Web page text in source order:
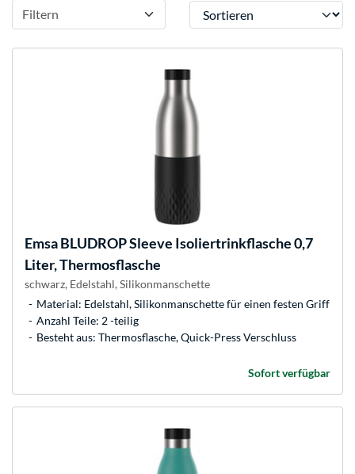
Filtern Sortieren
EmsaBLUDROP Sleeve Isoliertrinkflasche 0,7
Liter, Thermosflasche
schwarz, Edelstahl, Silikonmanschette
Material: Edelstahl, Silikonmanschette für einen festen Griff
Anzahl Teile: 2 -teilig
Besteht aus: Thermosflasche, Quick-Press Verschluss
Sofort verfügbar